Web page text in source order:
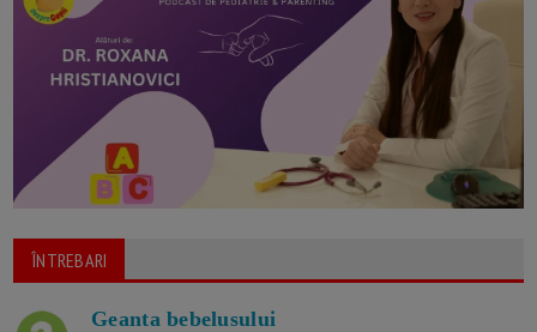
ÎNTREBARI
Geanta bebelusului